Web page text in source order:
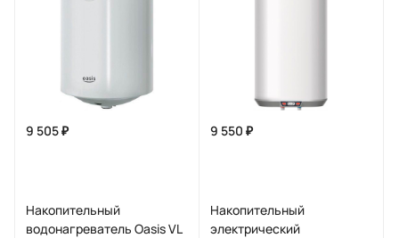
9 505 ₽
Накопительный
водонагреватель Oasis VL
9 550 ₽
Накопительный
электрический